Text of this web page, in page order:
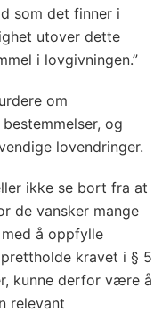
som det finner i
utover dette
i lovgivningen.”
om
og
lovendringer.
ikke se bort fra at
de vansker mange
å oppfylle
kravet i § 5
kunne derfor være å
relevant